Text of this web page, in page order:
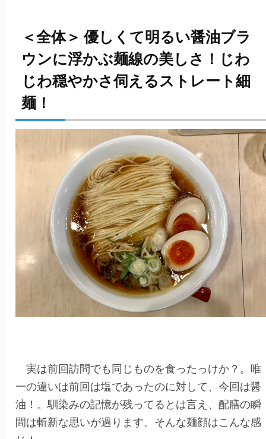
＜全体＞ 優しくて明るい醤油ブラ
ウンに浮かぶ麺線の美しさ！じわ
じわ穏やかさ伺えるストレート細
麺！
実は前回訪問でも同じものを食ったっけか？。唯
一の違いは前回は塩であったのに対して、今回は醤
油！。馴染みの記憶が残ってるとは言え、配膳の瞬
間は斬新な思いが過ります。そんな麺顔はこんな感